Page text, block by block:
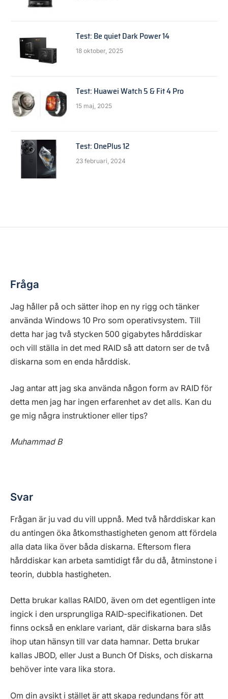
Test: Be quiet Dark Power 14
18 oktober, 2025
Test: Huawei Watch 5 & Fit 4 Pro
15 maj, 2025
Test: OnePlus 12
23 februari, 2024
FRÅGA EXPERTEN
Fråga
Jag håller på och sätter ihop en ny rigg och tänker
använda Windows 10 Pro som operativsystem. Till
detta har jag två stycken 500 gigabytes hårddiskar
och vill ställa in det med RAID så att datorn ser de två
diskarna som en enda hårddisk.
Jag antar att jag ska använda någon form av RAID för
detta men jag har ingen erfarenhet av det alls. Kan du
ge mig några instruktioner eller tips?
Muhammad B
Svar
Frågan är ju vad du vill uppnå. Med två hårddiskar kan
du antingen öka åtkomsthastigheten genom att fördela
alla data lika över båda diskarna. Eftersom flera
hårddiskar kan arbeta samtidigt får du då, åtminstone i
teorin, dubbla hastigheten.
Detta brukar kallas RAID0, även om det egentligen inte
ingick i den ursprungliga RAID-specifikationen. Det
finns också en enklare variant, där diskarna bara slås
ihop utan hänsyn till var data hamnar. Detta brukar
kallas JBOD, eller Just a Bunch Of Disks, och diskarna
behöver inte vara lika stora.
Om din avsikt i stället är att skapa redundans för att